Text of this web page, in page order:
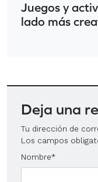
Juegos y
lado más
Deja una
Tu dirección de
Los campos
Nombre*